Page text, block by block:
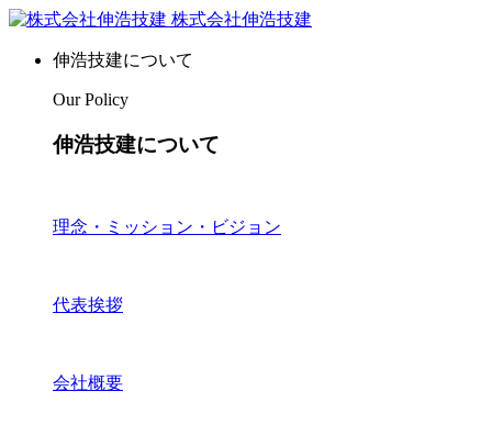
株式会社伸浩技建
伸浩技建について
Our Policy
伸浩技建について
理念・ミッション・ビジョン
代表挨拶
会社概要